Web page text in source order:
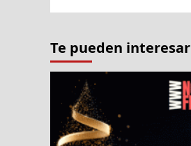
pibil
La
Chelinda,
plato
para
celebrar
Te pueden interesar